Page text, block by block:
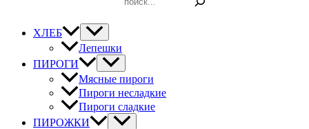
ХЛЕБ
Лепешки
ПИРОГИ
Мясные пироги
Пироги несладкие
Пироги сладкие
ПИРОЖКИ